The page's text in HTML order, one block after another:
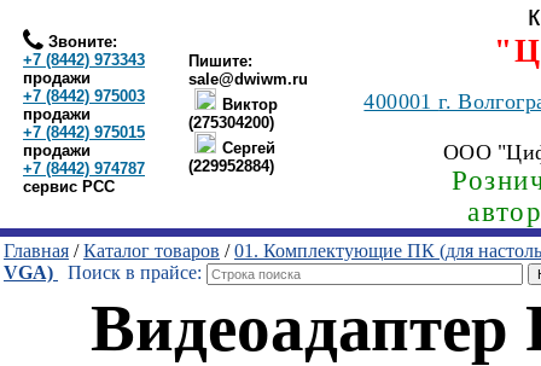
Звоните:
+7 (8442) 973343
продажи
+7 (8442) 975003
продажи
+7 (8442) 975015
продажи
+7 (8442) 974787
сервис РСС
Пишите:
sale@dwiwm.ru
Виктор
(275304200)
Сергей
(229952884)
400001г.
ООО
Главная /Каталог товаров /01. Комплектующие ПК (для
VGA)
Поиск в прайсе: